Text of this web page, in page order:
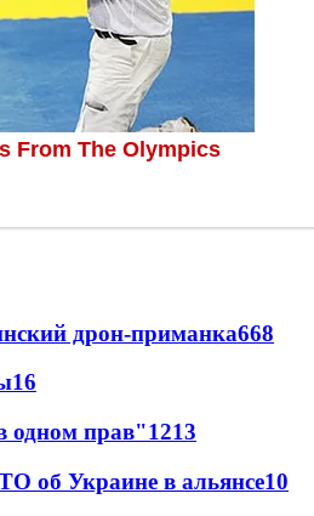
дрон-приманка668
16
одном прав"1213
об Украине в альянсе10